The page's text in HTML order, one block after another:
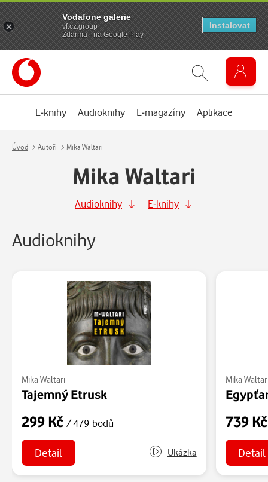
E-knihy Audioknihy E-magazíny Aplikace
Úvod Autoři Mika Waltari
Mika Waltari
Audioknihy E-knihy
Audioknihy
Mika Waltari
Tajemný Etrusk
299 Kč / 479 bodů
Detail Ukázka
Mika
739
Detail
Vodafone galerie
vf.cz.group
Zdarma - na Google Play
Instalovat